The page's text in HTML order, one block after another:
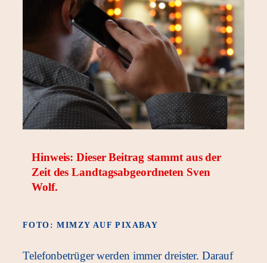
Hinweis: Dieser Beitrag stammt aus der
Zeit des Landtagsabgeordneten Sven
Wolf.
FOTO: MIMZY AUF PIXABAY
Telefonbetrüger werden immer dreister. Darauf